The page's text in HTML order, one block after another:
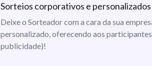
Sorteios corporativos e personalizados
Deixe o Sorteador com a cara da sua
personalizado, oferecendo aos
publicidade)!